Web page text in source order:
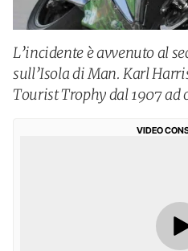
L’incidente è avvenuto al
sull’Isola di Man. Karl
Tourist Trophy dal 1907 ad
VIDEO